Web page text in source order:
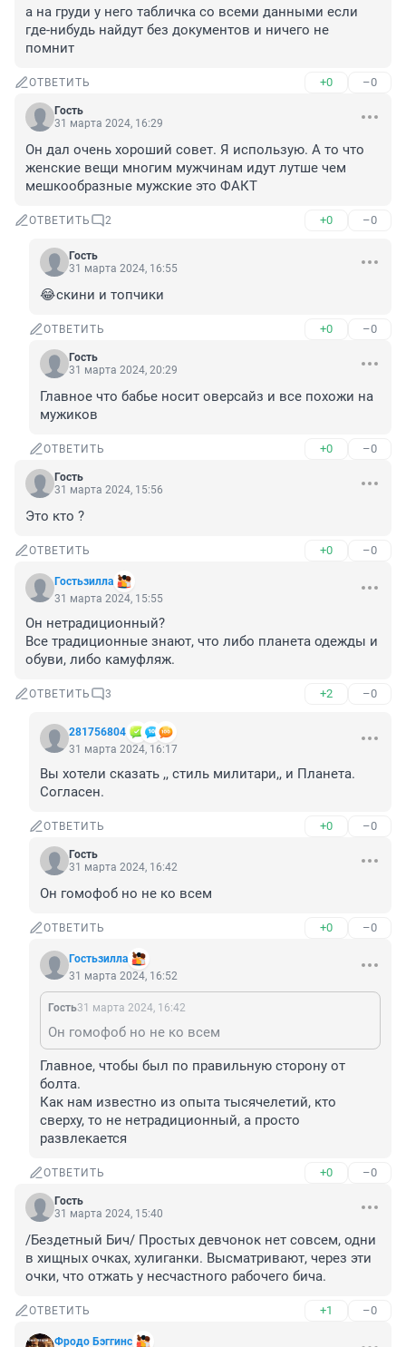
а на груди у него табличка со всеми данными если
где-нибудь найдут без документов и ничего не
помнит
ОТВЕТИТЬ +0 –0
Гость
31 марта 2024, 16:29
Он дал очень хороший совет. Я использую. А то что
женские вещи многим мужчинам идут лутше чем
мешкообразные мужские это ФАКТ
ОТВЕТИТЬ 2 +0 –0
Гость
31 марта 2024, 16:55
😂скини и топчики
ОТВЕТИТЬ +0 –0
Гость
31 марта 2024, 20:29
Главное что бабье носит оверсайз и все похожи на
мужиков
ОТВЕТИТЬ +0 –0
Гость
31 марта 2024, 15:56
Это кто ?
ОТВЕТИТЬ +0 –0
Гостьзилла
31 марта 2024, 15:55
Он нетрадиционный?
Все традиционные знают, что либо планета одежды и
обуви, либо камуфляж.
ОТВЕТИТЬ 3 +2 –0
281756804
31 марта 2024, 16:17
Вы хотели сказать ,, стиль милитари,, и Планета.
Согласен.
ОТВЕТИТЬ +0 –0
Гость
31 марта 2024, 16:42
Он гомофоб но не ко всем
ОТВЕТИТЬ +0 –0
Гостьзилла
31 марта 2024, 16:52
Гость31 марта 2024, 16:42
Он гомофоб но не ко всем
Главное, чтобы был по правильную сторону от
болта.
Как нам известно из опыта тысячелетий, кто
сверху, то не нетрадиционный, а просто
развлекается
ОТВЕТИТЬ +0 –0
Гость
31 марта 2024, 15:40
/Бездетный Бич/ Простых девчонок нет совсем, одни
в хищных очках, хулиганки. Высматривают, через эти
очки, что отжать у несчастного рабочего бича.
ОТВЕТИТЬ +1 –0
Фродо Бэггинс